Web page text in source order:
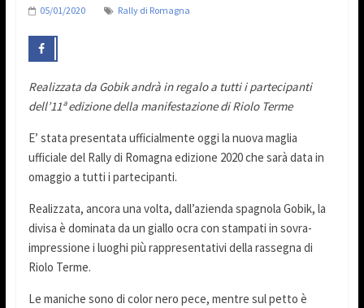
05/01/2020 Rally di Romagna
Realizzata da Gobik andrà in regalo a tutti i partecipanti
dell’11ª edizione della manifestazione di Riolo Terme
E’ stata presentata ufficialmente oggi la nuova maglia
ufficiale del Rally di Romagna edizione 2020 che sarà data in
omaggio a tutti i partecipanti.
Realizzata, ancora una volta, dall’azienda spagnola Gobik, la
divisa è dominata da un giallo ocra con stampati in sovra-
impressione i luoghi più rappresentativi della rassegna di
Riolo Terme.
Le maniche sono di color nero pece, mentre sul petto è